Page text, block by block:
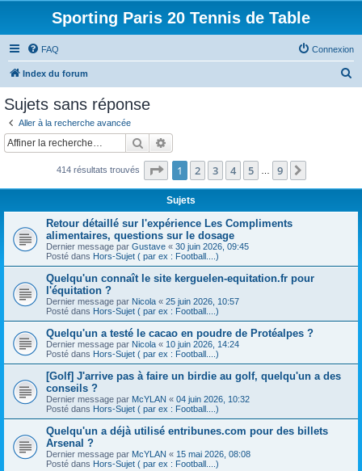
Sporting Paris 20 Tennis de Table
FAQ Connexion
Index du forum
c
Sujets sans réponse
Aller à la recherche avancée
Rechercher
414 résultats trouvés Page 1sur9
1 2 3 4 5 9
Sujets
Retour détaillé sur l'expérience Les Compliments
alimentaires, questions sur le dosage
Dernier message par Gustave « 30 juin 2026, 09:45
Posté dans Hors-Sujet ( par ex : Football....)
Quelqu'un connaît le site kerguelen-equitation.fr pour
l'équitation ?
Dernier message par Nicola « 25 juin 2026, 10:57
Posté dans Hors-Sujet ( par ex : Football....)
Quelqu'un a testé le cacao en poudre de Protéalpes ?
Dernier message par Nicola « 10 juin 2026, 14:24
Posté dans Hors-Sujet ( par ex : Football....)
[Golf] J'arrive pas à faire un birdie au golf, quelqu'un a des
conseils ?
Dernier message par McYLAN « 04 juin 2026, 10:32
Posté dans Hors-Sujet ( par ex : Football....)
Quelqu'un a déjà utilisé entribunes.com pour des billets
Arsenal ?
Dernier message par McYLAN « 15 mai 2026, 08:08
Posté dans Hors-Sujet ( par ex : Football....)